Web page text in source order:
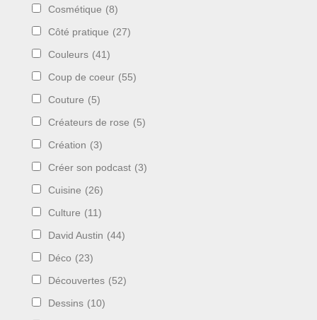
Cosmétique (8)
Côté pratique (27)
Couleurs (41)
Coup de coeur (55)
Couture (5)
Créateurs de rose (5)
Création (3)
Créer son podcast (3)
Cuisine (26)
Culture (11)
David Austin (44)
Déco (23)
Découvertes (52)
Dessins (10)